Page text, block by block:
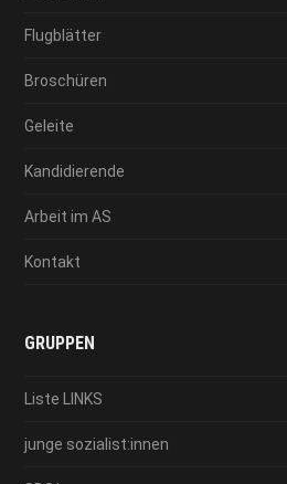
Flugblätter
Broschüren
Geleite
Kandidierende
Arbeit im AS
Kontakt
GRUPPEN
Liste LINKS
junge sozialist:innen